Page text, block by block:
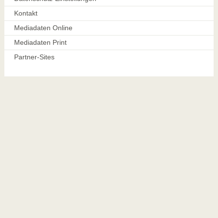
Kontakt
Mediadaten Online
Mediadaten Print
Partner-Sites